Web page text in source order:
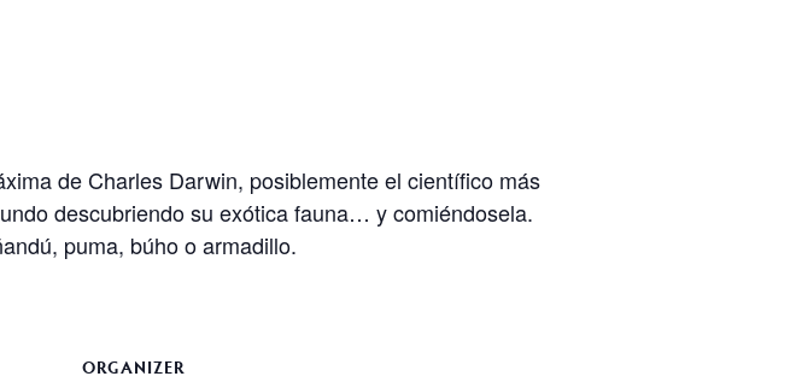
de Charles Darwin, posiblemente el científico más
descubriendo su exótica fauna… y comiéndosela.
puma, búho o armadillo.
ORGANIZER